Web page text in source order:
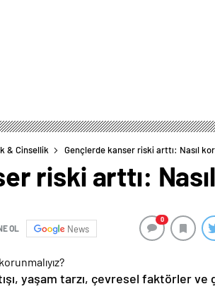
& Cinsellik Gençlerde kanser riski arttı: Nasıl
riski arttı:
OL News
0
yaşam tarzı, çevresel faktörler